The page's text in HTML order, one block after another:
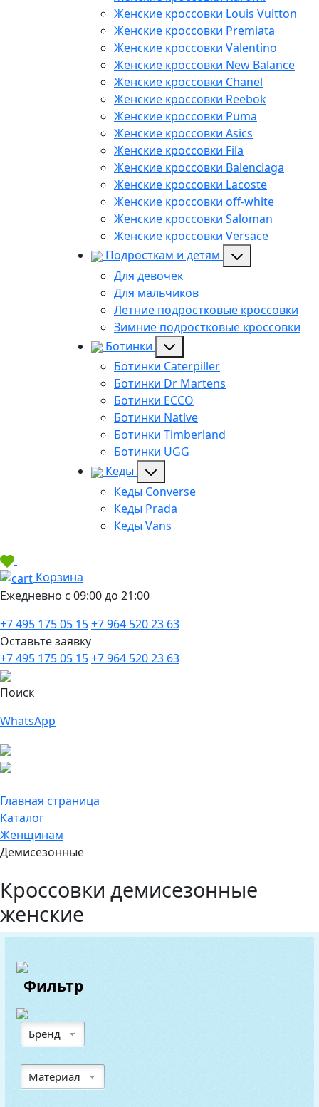
Женские кроссовки Louis Vuitton
Женские кроссовки Premiata
Женские кроссовки Valentino
Женские кроссовки New Balance
Женские кроссовки Chanel
Женские кроссовки Reebok
Женские кроссовки Puma
Женские кроссовки Asics
Женские кроссовки Fila
Женские кроссовки Balenciaga
Женские кроссовки Lacoste
Женские кроссовки off-white
Женские кроссовки Saloman
Женские кроссовки Versace
Подросткам и детям
Для девочек
Для мальчиков
Летние подростковые кроссовки
Зимние подростковые кроссовки
Ботинки
Ботинки Caterpiller
Ботинки Dr Martens
Ботинки ECCO
Ботинки Native
Ботинки Timberland
Ботинки UGG
Кеды
Кеды Converse
Кеды Prada
Кеды Vans
Корзина
Ежедневно с 09:00 до 21:00
+7 495 175 05 15+7 964 520 23 63
Оставьте заявку
+7 495 175 05 15+7 964 520 23 63
Поиск
WhatsApp
Главная страница
Каталог
Женщинам
Демисезонные
Кроссовки демисезонные
женские
Фильтр
Бренд
Материал